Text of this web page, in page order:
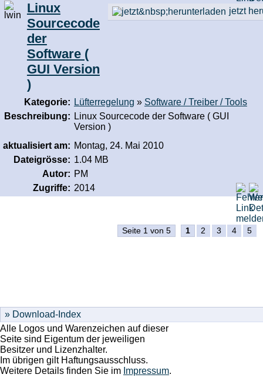
Linux
Sourcecode
der
Software (
GUI Version
)
jetzt
Kategorie: Lüfterregelung » Software / Treiber / Tools
Beschreibung: Linux Sourcecode der Software ( GUI
Version )
aktualisiert am: Montag, 24. Mai 2010
Dateigrösse: 1.04 MB
Autor: PM
Zugriffe: 2014
Seite 1 von 5 1 2 3 4 5
Alle Logos und Warenzeichen auf dieser
Seite sind Eigentum der jeweiligen
Besitzer und Lizenzhalter.
Im übrigen gilt Haftungsausschluss.
Weitere Details finden Sie im Impressum.